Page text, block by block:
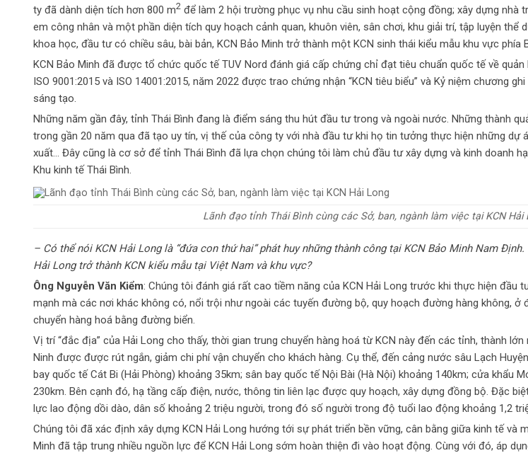
ty đã dành diện tích hơn 800 m2 để làm 2 hội trường phục vụ nhu cầu sinh hoạt cộng đồng; xây dựng nhà
em công nhân và một phần diện tích quy hoạch cảnh quan, khuôn viên, sân chơi, khu giải trí, tập luyện thể
khoa học, đầu tư có chiều sâu, bài bản, KCN Bảo Minh trở thành một KCN sinh thái kiểu mẫu khu vực phía
KCN Bảo Minh đã được tổ chức quốc tế TUV Nord đánh giá cấp chứng chỉ đạt tiêu chuẩn quốc tế về
ISO 9001:2015 và ISO 14001:2015, năm 2022 được trao chứng nhận “KCN tiêu biểu” và Kỷ niệm chương
sáng tạo.
Những năm gần đây, tỉnh Thái Bình đang là điểm sáng thu hút đầu tư trong và ngoài nước. Những thành
trong gần 20 năm qua đã tạo uy tín, vị thế của công ty với nhà đầu tư khi họ tin tưởng thực hiện những dự
xuất… Đây cũng là cơ sở để tỉnh Thái Bình đã lựa chọn chúng tôi làm chủ đầu tư xây dựng và kinh doanh
Khu kinh tế Thái Bình.
Lãnh đạo tỉnh Thái Bình cùng các Sở, ban, ngành làm việc tại KCN Hải
– Có thể nói KCN Hải Long là “đứa con thứ hai” phát huy những thành công tại KCN Bảo Minh Nam
Hải Long trở thành KCN kiểu mẫu tại Việt Nam và khu vực?
Ông Nguyễn Văn Kiểm: Chúng tôi đánh giá rất cao tiềm năng của KCN Hải Long trước khi thực hiện đầu
mạnh mà các nơi khác không có, nổi trội như ngoài các tuyến đường bộ, quy hoạch đường hàng không, ở
chuyển hàng hoá bằng đường biển.
Vị trí “đắc địa” của Hải Long cho thấy, thời gian trung chuyển hàng hoá từ KCN này đến các tỉnh, thành lớn
Ninh được được rút ngắn, giảm chi phí vận chuyển cho khách hàng. Cụ thể, đến cảng nước sâu Lạch
bay quốc tế Cát Bi (Hải Phòng) khoảng 35km; sân bay quốc tế Nội Bài (Hà Nội) khoảng 140km; cửa khẩu
230km. Bên cạnh đó, hạ tầng cấp điện, nước, thông tin liên lạc được quy hoạch, xây dựng đồng bộ. Đặc
lực lao động dồi dào, dân số khoảng 2 triệu người, trong đó số người trong độ tuổi lao động khoảng 1,2
Chúng tôi đã xác định xây dựng KCN Hải Long hướng tới sự phát triển bền vững, cân bằng giữa kinh tế và
Minh đã tập trung nhiều nguồn lực để KCN Hải Long sớm hoàn thiện đi vào hoạt động. Cùng với đó, áp